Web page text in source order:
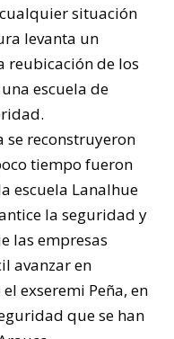
cualquier situación
levanta un
reubicación de los
escuela de
se reconstruyeron
tiempo fueron
escuela Lanalhue
la seguridad y
las empresas
avanzar en
exseremi Peña, en
que se han